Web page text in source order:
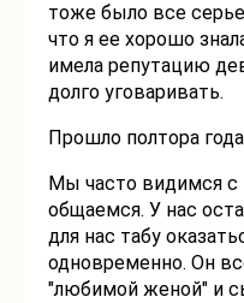
тоже было все
что я ее хорошо
имела репутацию
долго уговаривать.
Прошло полтора
Мы часто видимся с
общаемся. У нас
для нас табу
одновременно. Он
"любимой женой" и